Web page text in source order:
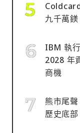
九千萬
IBM 執
2028 年
商機
熊市尾
歷史底